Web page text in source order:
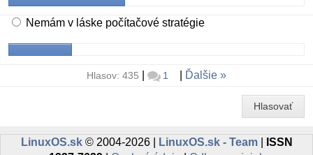
Nemám v láske počítačové stratégie
Hlasov: 435 1 Ďalšie
Hlasovať
LinuxOS.sk© 2004-2026 | LinuxOS.sk - Team|
ISSN